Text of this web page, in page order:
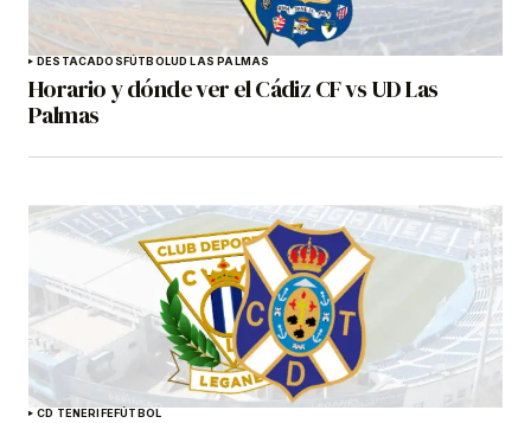
DESTACADOSFÚTBOLUD LAS PALMAS
Horario y dónde ver el Cádiz CF vs UD Las
Palmas
CD TENERIFEFÚTBOL